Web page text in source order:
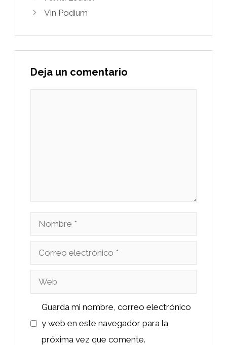
Vin Podium
Deja un comentario
Nombre
Correo
Web
Guarda mi nombre, correo electrónico
y web en este navegador para la
próxima vez que comente.